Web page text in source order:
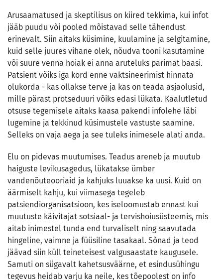
Arusaamatused ja skeptilisus on kiired tekkima, kui infot
jääb puudu või pooled mõistavad selle tähendust
erinevalt. Siin aitaks küsimine, kuulamine ja selgitamine,
kuid selle juures vihane olek, nõudva tooni kasutamine
või suure venna hoiak ei anna aruteluks parimat baasi.
Patsient võiks iga kord enne vaktsineerimist hinnata
olukorda - kas ollakse terve ja kas on teada asjaolusid,
mille pärast protseduuri võiks edasi lükata. Kaalutletud
otsuse tegemisele aitaks kaasa pakendi infolehe läbi
lugemine ja tekkinud küsimustele vastuste saamine.
Selleks on vaja aega ja see tuleks inimesele alati anda.
Elu on pidevas muutumises. Teadus areneb ja muutub
haiguste levikusagedus, lükatakse ümber
vandenõuteooriaid ja kahjuks luuakse ka uusi. Kuid on
äärmiselt kahju, kui viimasega tegeleb
patsiendiorganisatsioon, kes iseloomustab ennast kui
muutuste käivitajat sotsiaal- ja tervishoiusüsteemis, mis
aitab inimestel tunda end turvaliselt ning saavutada
hingeline, vaimne ja füüsiline tasakaal. Sõnad ja teod
jäävad siin küll teineteisest valgusaastate kaugusele.
Samuti on sügavalt kahetsusväärne, et esindusühingu
tegevus heidab varju ka neile, kes tõepoolest on info